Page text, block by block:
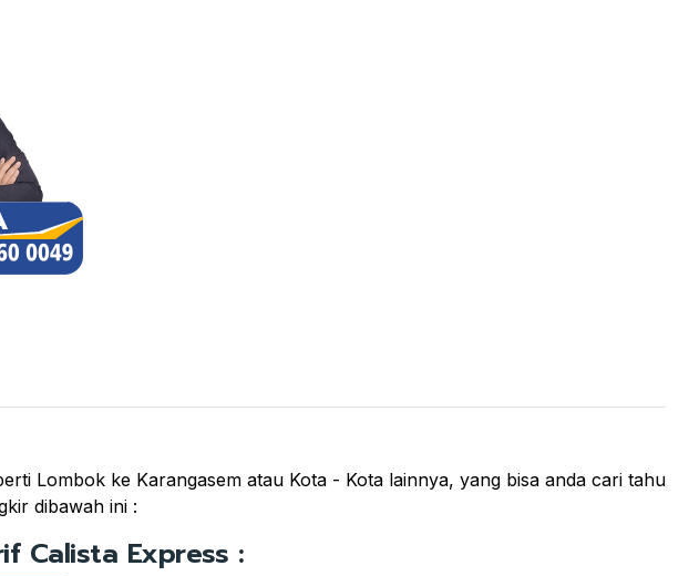
Lombok ke Karangasem atau Kota - Kota lainnya, yang bisa anda cari tahu
dibawah ini :
Calista Express :